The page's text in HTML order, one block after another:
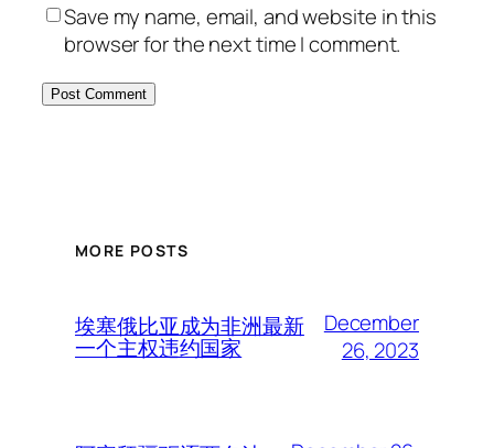
Save my name, email, and website in this
browser for the next time I comment.
MORE POSTS
埃塞俄比亚成为非洲最新
一个主权违约国家
December
26, 2023